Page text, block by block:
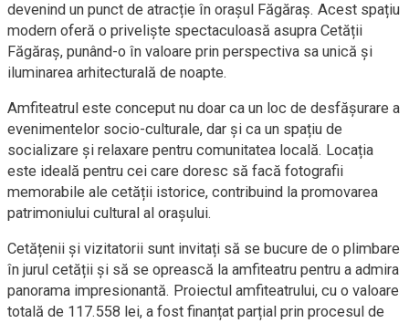
devenind un punct de atracție în orașul Făgăraș. Acest spațiu
modern oferă o priveliște spectaculoasă asupra Cetății
Făgăraș, punând-o în valoare prin perspectiva sa unică și
iluminarea arhitecturală de noapte.
Amfiteatrul este conceput nu doar ca un loc de desfășurare a
evenimentelor socio-culturale, dar și ca un spațiu de
socializare și relaxare pentru comunitatea locală. Locația
este ideală pentru cei care doresc să facă fotografii
memorabile ale cetății istorice, contribuind la promovarea
patrimoniului cultural al orașului.
Cetățenii și vizitatorii sunt invitați să se bucure de o plimbare
în jurul cetății și să se oprească la amfiteatru pentru a admira
panorama impresionantă. Proiectul amfiteatrului, cu o valoare
totală de 117.558 lei, a fost finanțat parțial prin procesul de